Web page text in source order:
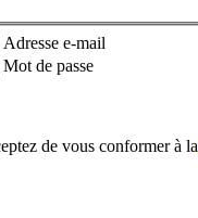
Adresse e-mail
Mot de passe
de vous conformer à la